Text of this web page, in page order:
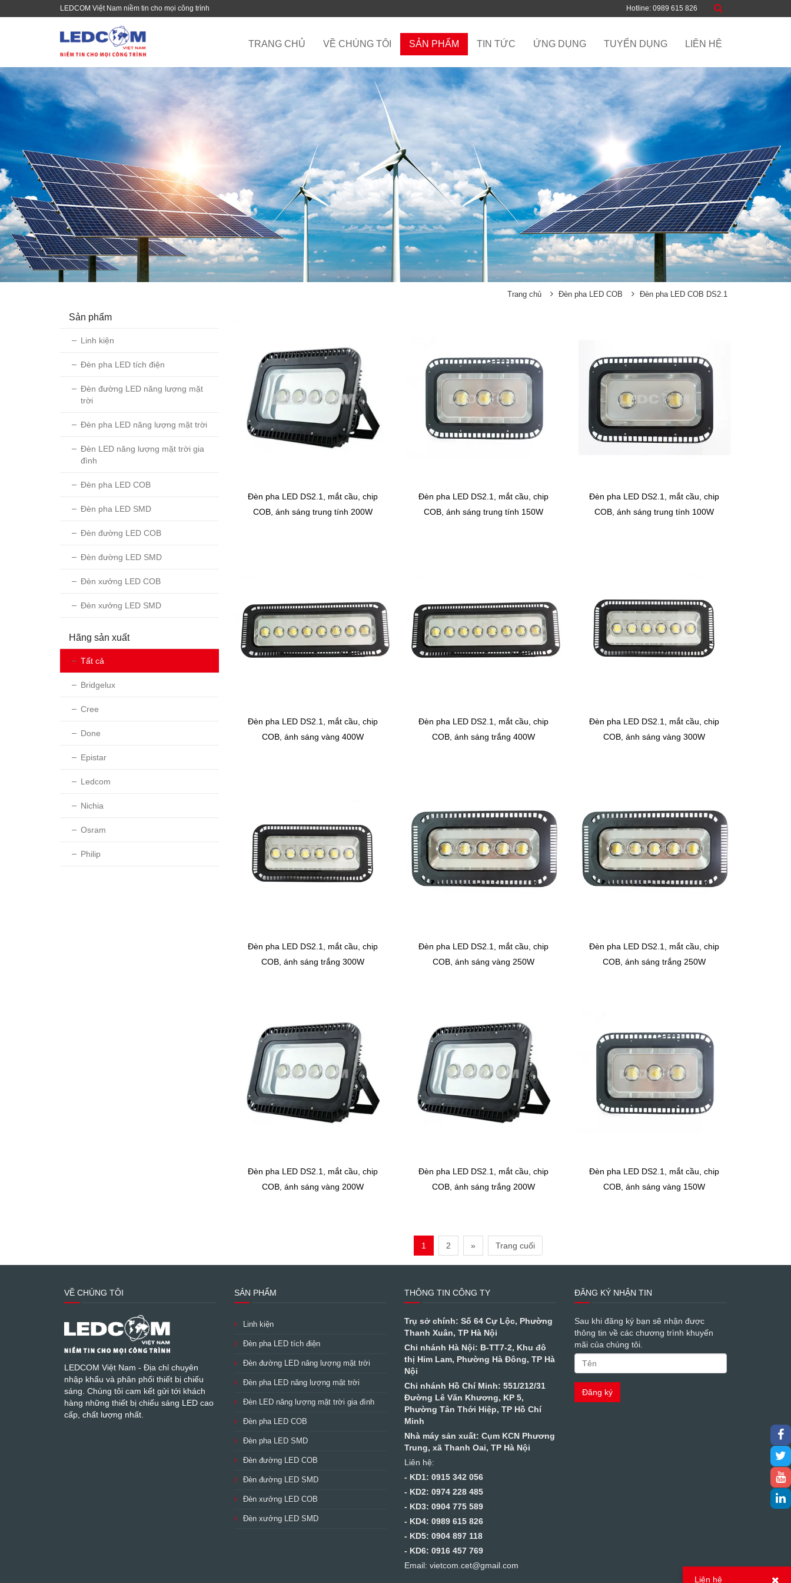
LEDCOM Việt Nam niềm tin cho mọi công trình Hotline: 0989 615 826
TRANG CHỦ VỀ CHÚNG TÔI SẢN PHẨM TIN TỨC ỨNG DỤNG TUYỂN DỤNG LIÊN HỆ
Trang chủ Đèn pha LED COB Đèn pha LED COB DS2.1
Sản phẩm
Linh kiện
Đèn pha LED tích điện
Đèn đường LED năng lượng mặt
trời
Đèn pha LED năng lượng mặt trời
Đèn LED năng lượng mặt trời gia
đình
Đèn pha LED COB
Đèn pha LED SMD
Đèn đường LED COB
Đèn đường LED SMD
Đèn xưởng LED COB
Đèn xưởng LED SMD
Hãng sản xuất
Tất cả
Bridgelux
Cree
Done
Epistar
Ledcom
Nichia
Osram
Philip
Đèn pha LED DS2.1, mắt cầu, chip
COB, ánh sáng trung tính 200W
Đèn pha LED DS2.1, mắt cầu, chip
COB, ánh sáng trung tính 150W
Đèn pha LED DS2.1, mắt cầu, chip
COB, ánh sáng trung tính 100W
Đèn pha LED DS2.1, mắt cầu, chip
COB, ánh sáng vàng 400W
Đèn pha LED DS2.1, mắt cầu, chip
COB, ánh sáng trắng 400W
Đèn pha LED DS2.1, mắt cầu, chip
COB, ánh sáng vàng 300W
Đèn pha LED DS2.1, mắt cầu, chip
COB, ánh sáng trắng 300W
Đèn pha LED DS2.1, mắt cầu, chip
COB, ánh sáng vàng 250W
Đèn pha LED DS2.1, mắt cầu, chip
COB, ánh sáng trắng 250W
Đèn pha LED DS2.1, mắt cầu, chip
COB, ánh sáng vàng 200W
Đèn pha LED DS2.1, mắt cầu, chip
COB, ánh sáng trắng 200W
Đèn pha LED DS2.1, mắt cầu, chip
COB, ánh sáng vàng 150W
1 2 » Trang cuối
VỀ CHÚNG TÔI
LEDCOM Việt Nam - Địa chỉ chuyên
nhập khẩu và phân phối thiết bị chiếu
sáng. Chúng tôi cam kết gửi tới khách
hàng những thiết bị chiếu sáng LED cao
cấp, chất lượng nhất.
SẢN PHẨM
Linh kiện
Đèn pha LED tích điện
Đèn đường LED năng lượng mặt trời
Đèn pha LED năng lượng mặt trời
Đèn LED năng lượng mặt trời gia đình
Đèn pha LED COB
Đèn pha LED SMD
Đèn đường LED COB
Đèn đường LED SMD
Đèn xưởng LED COB
Đèn xưởng LED SMD
THÔNG TIN CÔNG TY
Trụ sở chính: Số 64 Cự Lộc, Phường
Thanh Xuân, TP Hà Nội
Chi nhánh Hà Nội: B-TT7-2, Khu đô
thị Him Lam, Phường Hà Đông, TP Hà
Nội
Chi nhánh Hồ Chí Minh: 551/212/31
Đường Lê Văn Khương, KP 5,
Phường Tân Thới Hiệp, TP Hồ Chí
Minh
Nhà máy sản xuất: Cụm KCN Phương
Trung, xã Thanh Oai, TP Hà Nội
Liên hệ:
- KD1: 0915 342 056
- KD2: 0974 228 485
- KD3: 0904 775 589
- KD4: 0989 615 826
- KD5: 0904 897 118
- KD6: 0916 457 769
Email: vietcom.cet@gmail.com
ĐĂNG KÝ NHẬN TIN
Sau khi đăng ký bạn sẽ nhận được
thông tin về các chương trình khuyến
mãi của chúng tôi.
Liên hệ